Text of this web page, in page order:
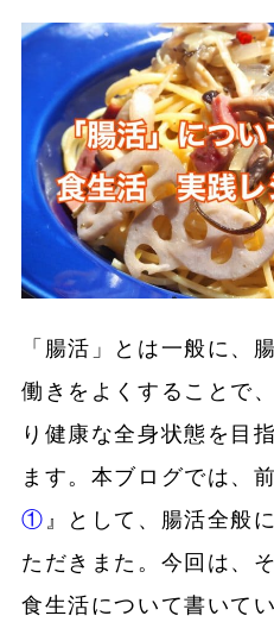
「腸活」とは一般に、
働きをよくすることで
り健康な全身状態を目
ます。本ブログでは、
① 』として、腸活全般
ただきまた。今回は、
食生活について書いて